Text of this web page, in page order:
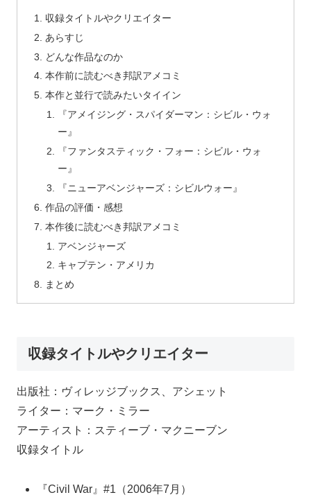
収録タイトルやクリエイター
あらすじ
どんな作品なのか
本作前に読むべき邦訳アメコミ
本作と並行で読みたいタイイン
『アメイジング・スパイダーマン：シビル・ウォ
ー』
『ファンタスティック・フォー：シビル・ウォ
ー』
『ニューアベンジャーズ：シビルウォー』
作品の評価・感想
本作後に読むべき邦訳アメコミ
アベンジャーズ
キャプテン・アメリカ
まとめ
収録タイトルやクリエイター
出版社：ヴィレッジブックス、アシェット
ライター：マーク・ミラー
アーティスト：スティーブ・マクニーブン
収録タイトル
『Civil War』#1（2006年7月）